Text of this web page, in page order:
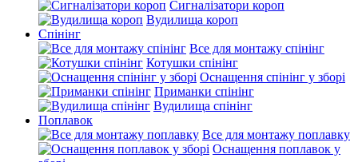
Сигналізатори короп
Вудилища короп
Спінінг
Все для монтажу спінінг
Котушки спінінг
Оснащення спінінг у зборі
Приманки спінінг
Вудилища спінінг
Поплавок
Все для монтажу поплавку
Оснащення поплавок у